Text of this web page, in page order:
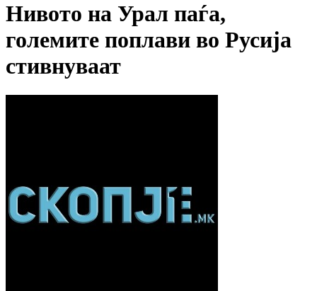
Нивото на Урал паѓа,
големите поплави во Русија
стивнуваат